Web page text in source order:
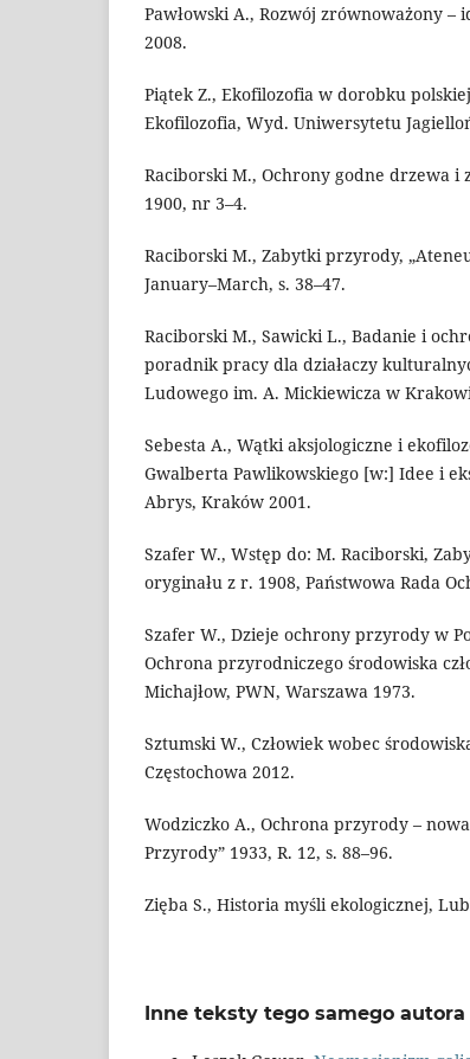
Pawłowski A., Rozwój zrównoważony
2008.
Piątek Z., Ekofilozofia w dorobku
Ekofilozofia, Wyd. Uniwersytetu
Raciborski M., Ochrony godne drzewa i
1900, nr 3–4.
Raciborski M., Zabytki przyrody,
January–March, s. 38–47.
Raciborski M., Sawicki L., Badanie i
poradnik pracy dla działaczy
Ludowego im. A. Mickiewicza w
Sebesta A., Wątki aksjologiczne i
Gwalberta Pawlikowskiego [w:] Idee i
Abrys, Kraków 2001.
Szafer W., Wstęp do: M. Raciborski,
oryginału z r. 1908, Państwowa Rada
Szafer W., Dzieje ochrony przyrody w
Ochrona przyrodniczego środowiska
Michajłow, PWN, Warszawa 1973.
Sztumski W., Człowiek wobec
Częstochowa 2012.
Wodziczko A., Ochrona przyrody –
Przyrody” 1933, R. 12, s. 88–96.
Zięba S., Historia myśli ekologicznej,
Inne teksty tego samego autora